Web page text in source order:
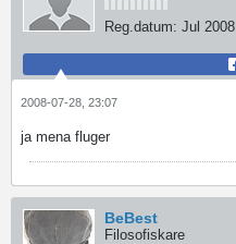
Reg.datum: Jul 2008
2008-07-28, 23:07
ja mena fluger
BeBest
Filosofiskare